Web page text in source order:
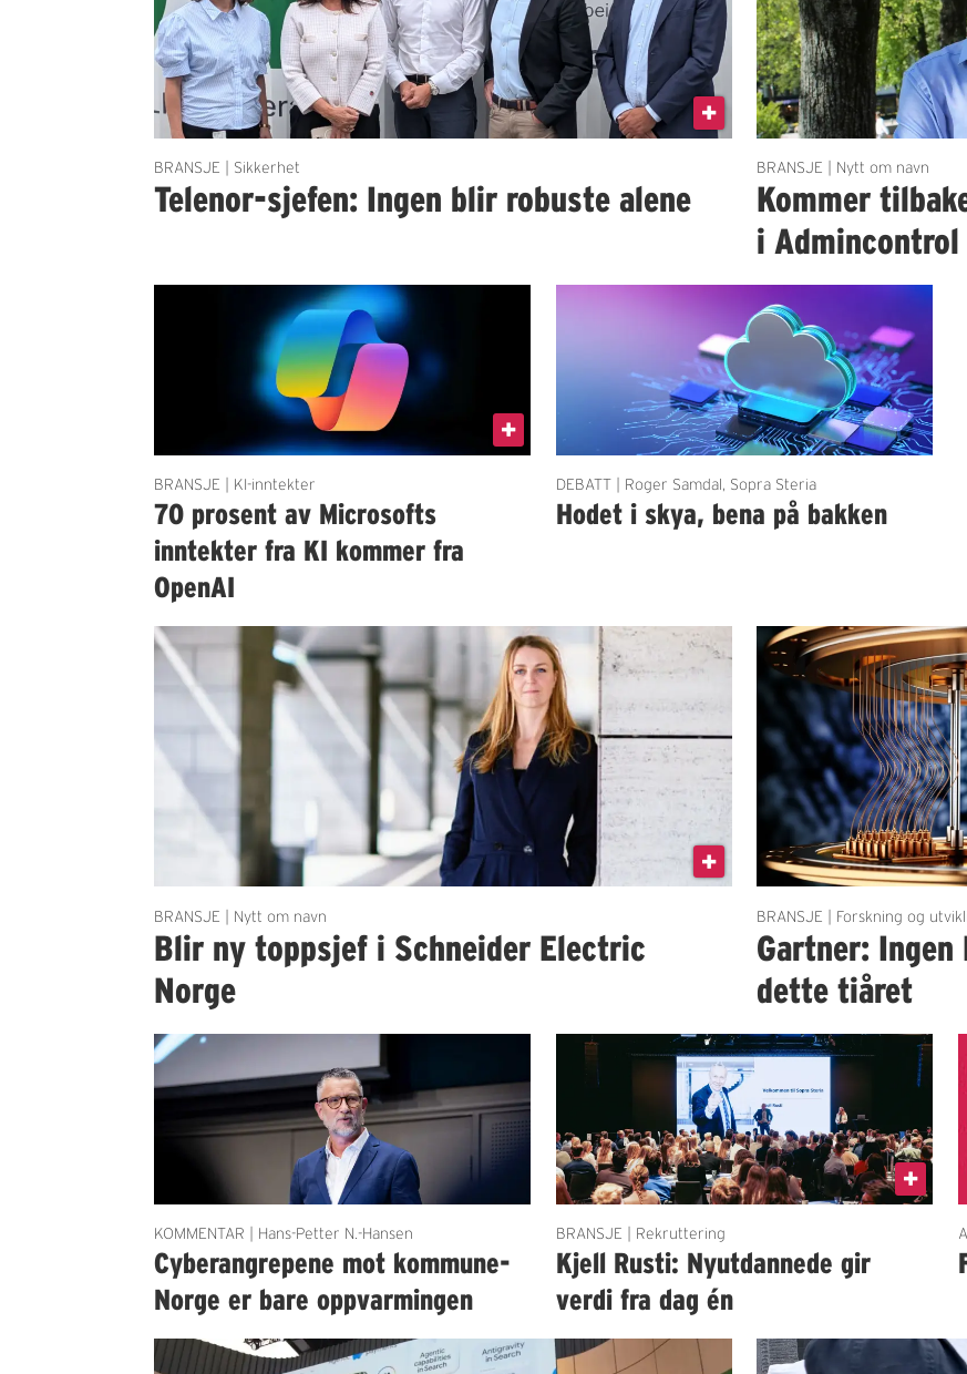
BRANSJE | Sikkerhet
Telenor-sjefen: Ingen blir robuste alene
BRANSJE | Nytt om navn
Kommer
i Admincontrol
BRANSJE | KI-inntekter
70 prosent av Microsofts
inntekter fra KI kommer fra
OpenAI
DEBATT | Roger Samdal, Sopra Steria
Hodet i skya, bena på bakken
BRANSJE | Nytt om navn
Blir ny toppsjef i Schneider Electric
Norge
BRANSJE | Forskning og
Gartner:
dette tiåret
KOMMENTAR | Hans-Petter N.-Hansen
Cyberangrepene mot kommune-
Norge er bare oppvarmingen
BRANSJE | Rekruttering
Kjell Rusti: Nyutdannede gir
verdi fra dag én